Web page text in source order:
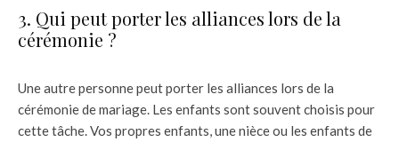
3. Qui peut porter les alliances lors de la
cérémonie ?
Une autre personne peut porter les alliances lors de la
cérémonie de mariage. Les enfants sont souvent choisis pour
cette tâche. Vos propres enfants, une nièce ou les enfants de